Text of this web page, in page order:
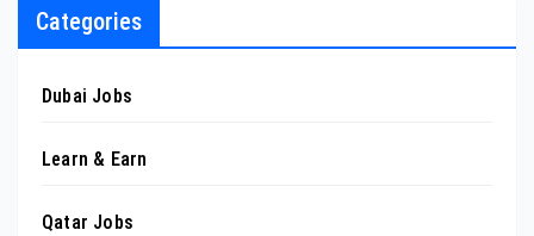
Categories
Dubai Jobs
Learn & Earn
Qatar Jobs